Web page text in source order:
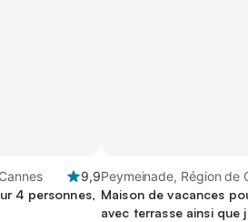
9,9
4 personnes,
Peymeinade, Région de
Maison de vacances
avec terrasse ainsi que